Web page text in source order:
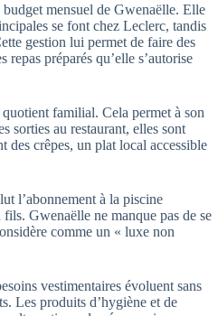
mensuel de Gwenaëlle. Elle
se font chez Leclerc, tandis
gestion lui permet de faire des
préparés qu’elle s’autorise
familial. Cela permet à son
sorties au restaurant, elles sont
des crêpes, un plat local accessible
l’abonnement à la piscine
Gwenaëlle ne manque pas de se
comme un « luxe non
vestimentaires évoluent sans
Les produits d’hygiène et de